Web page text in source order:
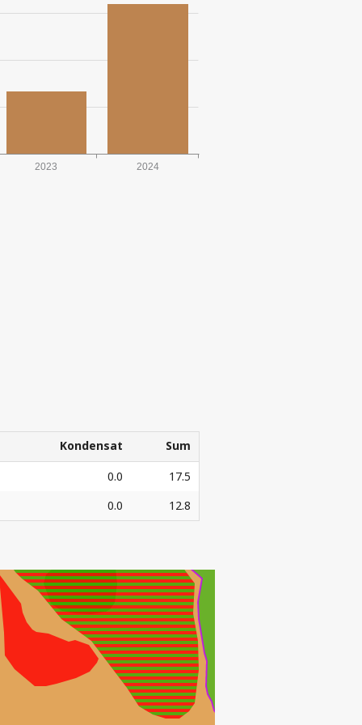
2024
2023
Kondensat
Sum
0.0
17.5
0.0 12.8